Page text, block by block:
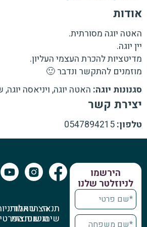
אודות
האטה יוגה מסורתית.
יין יוגה.
מדיטציות להכרת העצמי העליון.
מוזמנים להתקשר ונדבר 🙂
סגנונות יוגה: האטה יוגה, ויניאסה יוגה,
יצירת קשר
טלפון: 0547894215
הירשמו
לניוזלטר שלנו
תנאי
שימוש
הצהרת
נגישות
שאלות
נפוצות